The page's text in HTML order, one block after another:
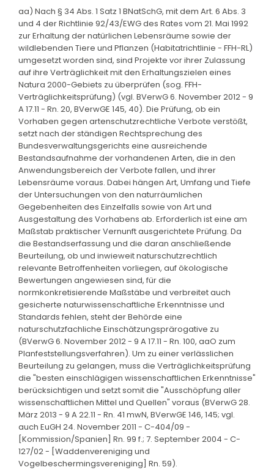
aa) Nach § 34 Abs. 1 Satz 1 BNatSchG, mit dem Art. 6 Abs. 3
und 4 der Richtlinie 92/43/EWG des Rates vom 21. Mai 1992
zur Erhaltung der natürlichen Lebensräume sowie der
wildlebenden Tiere und Pflanzen (Habitatrichtlinie - FFH-RL)
umgesetzt worden sind, sind Projekte vor ihrer Zulassung
auf ihre Verträglichkeit mit den Erhaltungszielen eines
Natura 2000-Gebiets zu überprüfen (sog. FFH-
Verträglichkeitsprüfung) (vgl. BVerwG 6. November 2012 - 9
A 17.11 - Rn. 20, BVerwGE 145, 40). Die Prüfung, ob ein
Vorhaben gegen artenschutzrechtliche Verbote verstößt,
setzt nach der ständigen Rechtsprechung des
Bundesverwaltungsgerichts eine ausreichende
Bestandsaufnahme der vorhandenen Arten, die in den
Anwendungsbereich der Verbote fallen, und ihrer
Lebensräume voraus. Dabei hängen Art, Umfang und Tiefe
der Untersuchungen von den naturräumlichen
Gegebenheiten des Einzelfalls sowie von Art und
Ausgestaltung des Vorhabens ab. Erforderlich ist eine am
Maßstab praktischer Vernunft ausgerichtete Prüfung. Da
die Bestandserfassung und die daran anschließende
Beurteilung, ob und inwieweit naturschutzrechtlich
relevante Betroffenheiten vorliegen, auf ökologische
Bewertungen angewiesen sind, für die
normkonkretisierende Maßstäbe und verbreitet auch
gesicherte naturwissenschaftliche Erkenntnisse und
Standards fehlen, steht der Behörde eine
naturschutzfachliche Einschätzungsprärogative zu
(BVerwG 6. November 2012 - 9 A 17.11 - Rn. 100, aaO zum
Planfeststellungsverfahren). Um zu einer verlässlichen
Beurteilung zu gelangen, muss die Verträglichkeitsprüfung
die "besten einschlägigen wissenschaftlichen Erkenntnisse"
berücksichtigen und setzt somit die "Ausschöpfung aller
wissenschaftlichen Mittel und Quellen" voraus (BVerwG 28.
März 2013 - 9 A 22.11 - Rn. 41 mwN, BVerwGE 146, 145; vgl.
auch EuGH 24. November 2011 - C-404/09 -
[Kommission/Spanien] Rn. 99 f.; 7. September 2004 - C-
127/02 - [Waddenvereniging und
Vogelbeschermingsvereniging] Rn. 59).